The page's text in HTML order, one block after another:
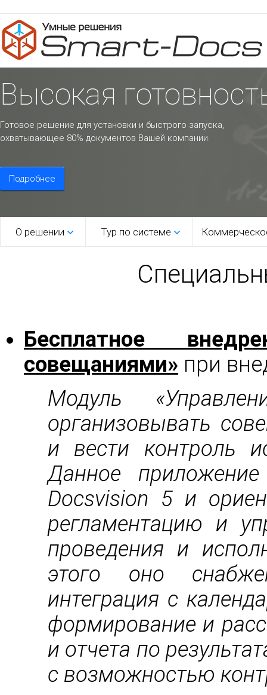
Высокая
Готовое решение для установки и быстрого запуска,
охватывающее 80% документов Вашей компании.
Подробнее
1
О решении Тур по системе
Бесплатное
совещаниями» при
Модуль
организовывать
и вести контроль
Данное
Docsvision 5 и
регламентацию и
проведения и
этого оно
интеграция с
формирование и
и отчета по
с возможностью